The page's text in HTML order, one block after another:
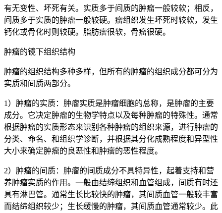
有无变性、坏死有关。实质多于间质的肿瘤一般较软；相反，
间质多于实质的肿瘤一般较硬。瘤组织发生坏死时较软，发生
钙化或骨化时则较硬。脂肪瘤很软，骨瘤很硬。
肿瘤的镜下组织结构
肿瘤的组织结构多种多样，但所有的肿瘤的组织成分都可分为
实质和间质两部分。
1）肿瘤的实质：肿瘤实质是肿瘤细胞的总称，是肿瘤的主要
成分。它决定肿瘤的生物学特点以及每种肿瘤的特殊性。通常
根据肿瘤的实质形态来识别各种肿瘤的组织来源，进行肿瘤的
分类、命名、和组织学诊断，并根据其分化成熟程度和异型性
大小来确定肿瘤的良恶性和肿瘤的恶性程度。
2）肿瘤的间质：肿瘤的间质成分不具特异性，起着支持和营
养肿瘤实质的作用。一般由结缔组织和血管组成，间质有时还
具有淋巴管。通常生长比较快的肿瘤，其间质血管一般较丰富
而结缔组织较少；生长缓慢的肿瘤，其间质血管通常较少。此